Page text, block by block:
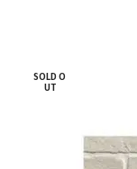
SOLD O
UT